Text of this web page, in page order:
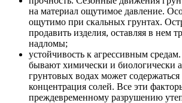
на материал ощутимое давление.
ощутимо при скальных грунтах.
продавить изделия, оставляя в нем
надломы;
устойчивость к агрессивным
бывают химически и биологически
грунтовых водах может
концентрация солей. Все эти
преждевременному разрушению